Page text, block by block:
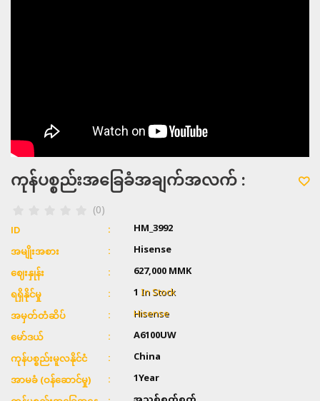
ကုန်ပစ္စည်းအခြေခံအချက်အလက် :
(0)
ID HM_3992
အမျိုးအစား Hisense
ဈေးနှုန်း 627,000MMK
ရရှိနိုင်မှု 1In Stock
အမှတ်တံဆိပ် Hisense
မော်ဒယ် A6100UW
ကုန်ပစ္စည်းမူလနိုင်ငံ China
အာမခံ (ဝန်ဆောင်မှု) 1Year